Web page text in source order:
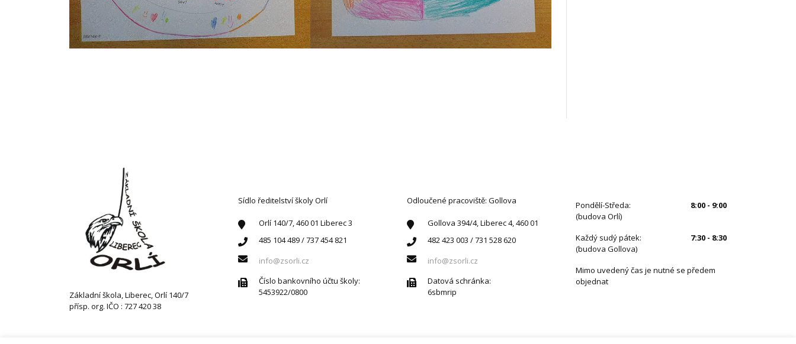
Základní škola, Liberec, Orlí 140/7
přísp. org. IČO : 727 420 38
Sídlo ředitelství školy Orlí
Orlí 140/7, 460 01 Liberec 3
485 104 489 / 737 454 821
info@zsorli.cz
Číslo bankovního účtu školy:
5453922/0800
Odloučené pracoviště: Gollova
Gollova 394/4, Liberec 4, 460 01
482 423 003 / 731 528 620
info@zsorli.cz
Datová schránka:
6sbmrip
Pondělí-Středa:
8:00 - 9:00
(budova Orlí)
Každý sudý pátek:
7:30 - 8:30
(budova Gollova)
Mimo uvedený čas je nutné se předem
objednat